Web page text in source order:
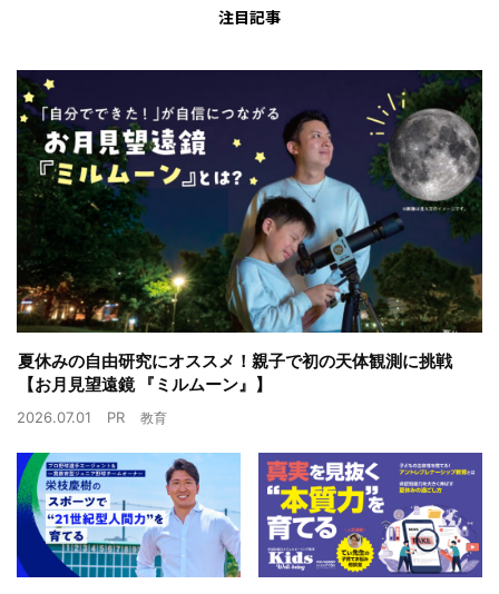
注目記事
夏休みの自由研究にオススメ！親子で初の天体観測に挑戦
【お月見望遠鏡 『ミルムーン』】
2026.07.01 PR 教育